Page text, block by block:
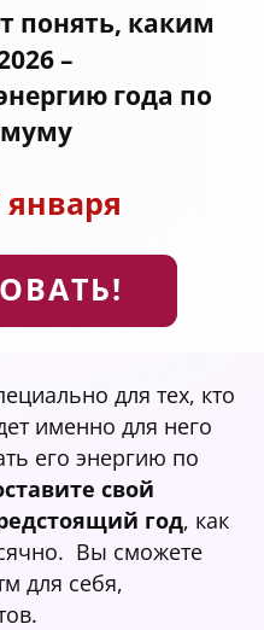
понять, каким
–
года по
января
для тех, кто
именно для него
его энергию по
свой
год, как
Вы сможете
для себя,